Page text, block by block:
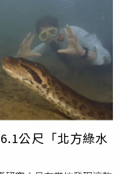
新台幣241萬元）。該名
的胸部漸漸走山，且經
症造成的不適，因此並
檢做乳腺超音波檢查
，「他說你這個絕對不
」。所以2023年初她
是該機構院長則堅稱，隆
對稱或是有疼痛感都是正
續感到刺痛，還出現不
大醫院檢查。報告顯示
體組織」，而是假體。
公尺「北方綠水